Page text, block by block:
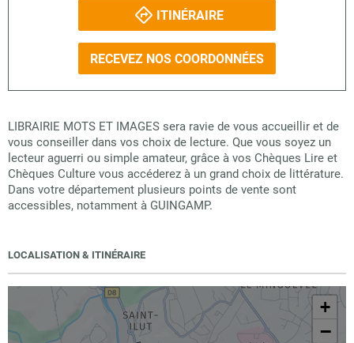
ITINÉRAIRE
RECEVEZ NOS COORDONNÉES
LIBRAIRIE MOTS ET IMAGES sera ravie de vous accueillir et de
vous conseiller dans vos choix de lecture. Que vous soyez un
lecteur aguerri ou simple amateur, grâce à vos Chèques Lire et
Chèques Culture vous accéderez à un grand choix de littérature.
Dans votre département plusieurs points de vente sont
accessibles, notamment à GUINGAMP.
LOCALISATION & ITINÉRAIRE
+
−